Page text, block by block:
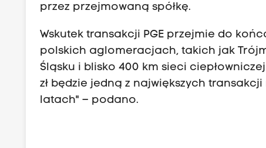
przez przejmowaną spółkę.
Wskutek transakcji PGE przejmie do
polskich aglomeracjach, takich jak
Śląsku i blisko 400 km sieci
zł będzie jedną z największych
latach" – podano.